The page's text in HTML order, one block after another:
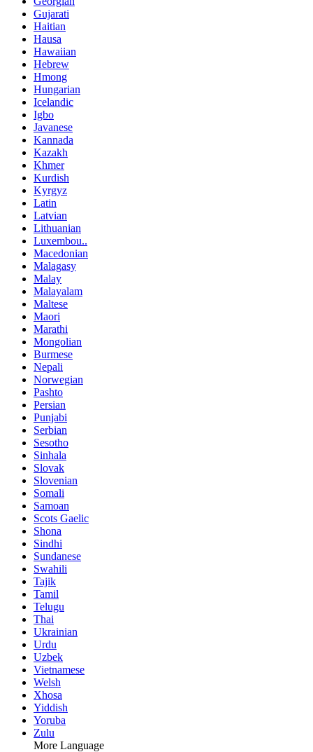
Gujarati
Haitian
Hausa
Hawaiian
Hebrew
Hmong
Hungarian
Icelandic
Igbo
Javanese
Kannada
Kazakh
Khmer
Kurdish
Kyrgyz
Latin
Latvian
Lithuanian
Luxembou..
Macedonian
Malagasy
Malay
Malayalam
Maltese
Maori
Marathi
Mongolian
Burmese
Nepali
Norwegian
Pashto
Persian
Punjabi
Serbian
Sesotho
Sinhala
Slovak
Slovenian
Somali
Samoan
Scots Gaelic
Shona
Sindhi
Sundanese
Swahili
Tajik
Tamil
Telugu
Thai
Ukrainian
Urdu
Uzbek
Vietnamese
Welsh
Xhosa
Yiddish
Yoruba
Zulu
More Language